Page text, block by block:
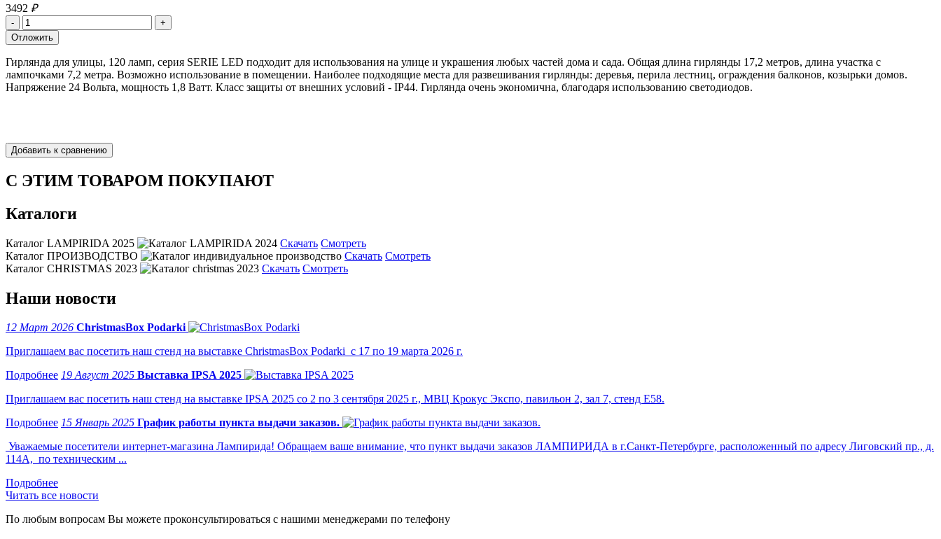
3492 ₽
Гирлянда для улицы, 120 ламп, серия SERIE LED подходит для использования на улице и украшения любых частей дома и сада. Общая длина гирлянды 17,2 метров, длина участка с
лампочками 7,2 метра. Возможно использование в помещении. Наиболее подходящие места для развешивания гирлянды: деревья, перила лестниц, ограждения балконов, козырьки домов.
Напряжение 24 Вольта, мощность 1,8 Ватт. Класс защиты от внешних условий - IP44. Гирлянда очень экономична, благодаря использованию светодиодов.
С ЭТИМ ТОВАРОМ ПОКУПАЮТ
Каталоги
Каталог LAMPIRIDA 2025 Скачать Смотреть
Каталог ПРОИЗВОДСТВО
Скачать Смотреть
Каталог CHRISTMAS 2023
Скачать Смотреть
Наши новости
12 Март 2026 ChristmasBox Podarki
Приглашаем вас посетить наш стенд на выставке ChristmasBox Podarki с 17 по 19 марта 2026 г.
19 Август 2025 Выставка IPSA 2025
Приглашаем вас посетить наш стенд на выставке IPSA 2025 со 2 по 3 сентября 2025 г., МВЦ Крокус Экспо, павильон 2, зал 7, стенд Е58.
15 Январь 2025 График работы пункта выдачи заказов.
Уважаемые посетители интернет-магазина Лампирида! Обращаем ваше внимание, что пункт выдачи заказов ЛАМПИРИДА в г.Санкт-Петербурге, расположенный по адресу Лиговский пр., д.
114А, по техническим ...
Читать все новости
По любым вопросам Вы можете проконсультироваться с нашими менеджерами по телефону